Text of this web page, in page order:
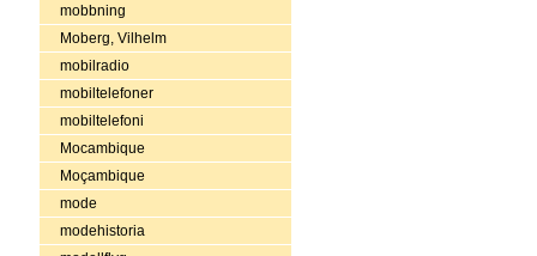
mobbning
Moberg, Vilhelm
mobilradio
mobiltelefoner
mobiltelefoni
Mocambique
Moçambique
mode
modehistoria